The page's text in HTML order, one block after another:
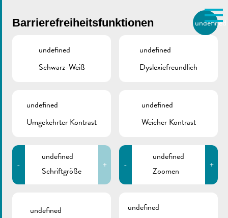
Oldtimer Treff
Zurück
Barrierefreiheitsfunktionen undefined
undefined
Schwarz-Weiß
undefined
Dyslexiefreundlich
undefined
Umgekehrter Kontrast
undefined
Weicher Kontrast
-
undefined
Schriftgröße
+ -
undefined
Zoomen
+
undefined
undefined